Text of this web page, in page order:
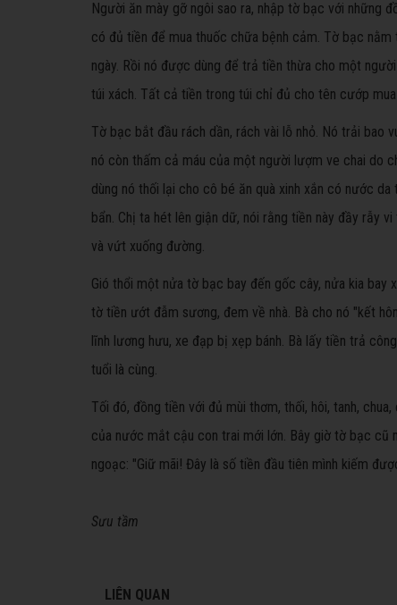
Người ăn mày gỡ ngôi sao ra, nhập tờ bạc với những
có đủ tiền để mua thuốc chữa bệnh cảm. Tờ bạc
ngày. Rồi nó được dùng để trả tiền thừa cho một
túi xách. Tất cả tiền trong túi chỉ đủ cho tên cướp
Tờ bạc bắt đầu rách dần, rách vài lỗ nhỏ. Nó trải bao
nó còn thấm cả máu của một người lượm ve chai do
dùng nó thối lại cho cô bé ăn quà xinh xắn có nước
bẩn. Chị ta hét lên giận dữ, nói rằng tiền này đầy rẫy
và vứt xuống đường.
Gió thổi một nửa tờ bạc bay đến gốc cây, nửa kia bay
tờ tiền ướt đẫm sương, đem về nhà. Bà cho nó "kết
lĩnh lương hưu, xe đạp bị xẹp bánh. Bà lấy tiền trả
tuổi là cùng.
Tối đó, đồng tiền với đủ mùi thơm, thối, hôi, tanh,
của nước mắt cậu con trai mới lớn. Bây giờ tờ bạc cũ
ngoạc: "Giữ mãi! Đây là số tiền đầu tiên mình kiếm
Sưu tầm
LIÊN QUAN